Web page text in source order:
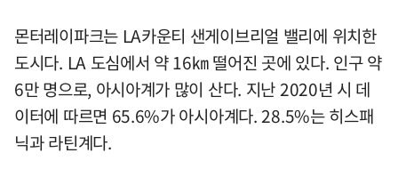
몬터레이파크는 LA카운티 샌게이브리얼 밸리에 위치한
도시다. LA 도심에서 약 16㎞ 떨어진 곳에 있다. 인구 약
6만 명으로, 아시아계가 많이 산다. 지난 2020년 시 데
이터에 따르면 65.6%가 아시아계다. 28.5%는 히스패
닉과 라틴계다.